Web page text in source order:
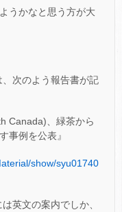
うかなと思う方が大
次のよう報告書が記
Canada)、緑茶から
事例を公表』
show/syu01740
英文の案内でしか、